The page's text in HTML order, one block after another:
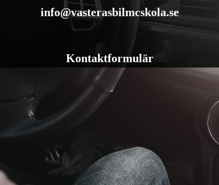
info@vasterasbilmcskola.se
Kontaktformulär